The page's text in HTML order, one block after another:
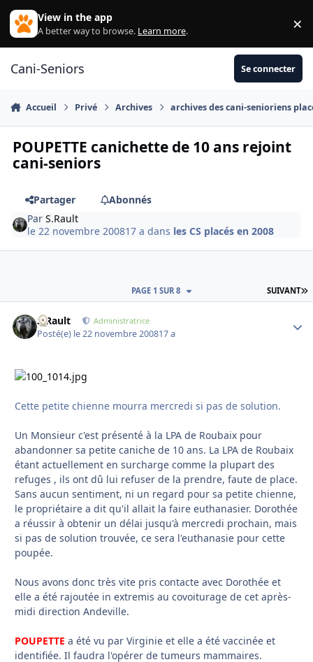
Aller au contenu
View in the app
A better way to browse. Learn more. ×
Cani-Seniors Se connecter
Accueil Privé Archives archives des cani-senioriens
POUPETTE canichette de 10 ans rejoint
cani-seniors
Partager
Abonnés
ParS.Rault
le 22 novembre 200817 a dans les CS placés en 2008
SUIVANT
PAGE 1 SUR 8
S.Rault Administratrice
Posté(e) le 22 novembre 200817 a
Cette petite chienne mourra mercredi si pas de solution.
Un Monsieur c'est présenté à la LPA de Roubaix pour
abandonner sa petite caniche de 10 ans. La LPA de Roubaix
étant actuellement en surcharge comme la plupart des
refuges , ils ont dû lui refuser de la prendre, faute de place.
Sans aucun sentiment, ni un regard pour sa petite chienne,
le propriétaire a dit qu'il allait la faire euthanasier. Dorothée
a réussir à obtenir un délai jusqu'à mercredi prochain, mais
si pas de solution trouvée, ce sera l'euthanasie pour cette
poupée.
Nous avons donc très vite pris contacte avec Dorothée et
elle a été rajoutée in extremis au covoiturage de cet après-
midi direction Andeville.
POUPETTE a été vu par Virginie et elle a été vaccinée et
identifiée. Il faudra l'opérer de tumeurs mammaires.